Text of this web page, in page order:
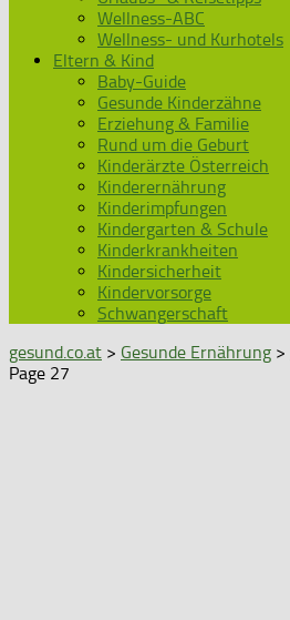
Wellness-ABC
Wellness- und Kurhotels
Eltern & Kind
Baby-Guide
Gesunde Kinderzähne
Erziehung & Familie
Rund um die Geburt
Kinderärzte Österreich
Kinderernährung
Kinderimpfungen
Kindergarten & Schule
Kinderkrankheiten
Kindersicherheit
Kindervorsorge
Schwangerschaft
gesund.co.at > Gesunde Ernährung >
Page 27